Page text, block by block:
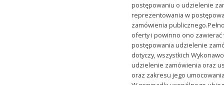
postępowaniu o udzielenie
reprezentowania w
zamówienia
oferty i powinno ono
postępowania udzielenie
dotyczy, wszystkich
udzielenie zamówienia oraz
oraz zakresu jego